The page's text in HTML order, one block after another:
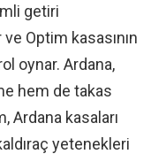
getiri
Optim kasasının
oynar. Ardana,
hem de takas
Ardana kasaları
yetenekleri